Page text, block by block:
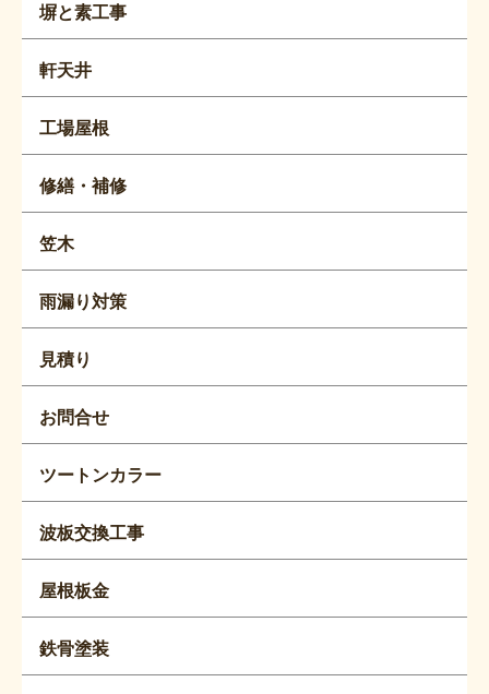
塀と素工事
軒天井
工場屋根
修繕・補修
笠木
雨漏り対策
見積り
お問合せ
ツートンカラー
波板交換工事
屋根板金
鉄骨塗装